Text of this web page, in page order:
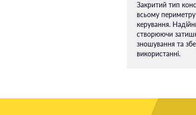
Закритий тип
всьому
керування.
створюючи
зношування та
використанні.